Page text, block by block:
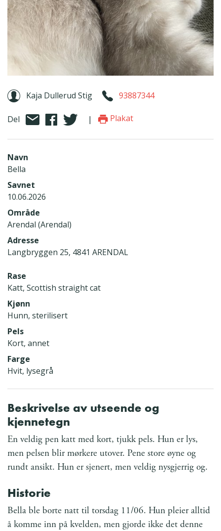
Kaja Dullerud Stig 93887344
Del | Plakat
Navn
Bella
Savnet
10.06.2026
Område
Arendal (Arendal)
Adresse
Langbryggen 25, 4841 ARENDAL
Rase
Katt, Scottish straight cat
Kjønn
Hunn, sterilisert
Pels
Kort, annet
Farge
Hvit, lysegrå
Beskrivelse av utseende og
kjennetegn
En veldig pen katt med kort, tjukk pels. Hun er lys,
men pelsen blir mørkere utover. Pene store øyne og
rundt ansikt. Hun er sjenert, men veldig nysgjerrig og.
Historie
Bella ble borte natt til torsdag 11/06. Hun pleier alltid
å komme inn på kvelden, men gjorde ikke det denne